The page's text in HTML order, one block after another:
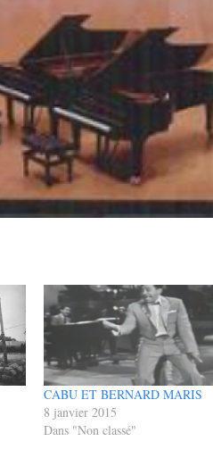
CABU ET BERNARD MARIS
8 janvier 2015
Dans "Non classé"